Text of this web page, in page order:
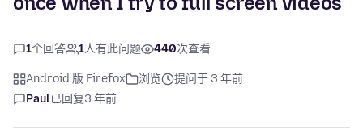
1个回答 1人有此问题 440次查看
Android 版 Firefox 浏览
提问于 3 年前
Paul已回复3 年前